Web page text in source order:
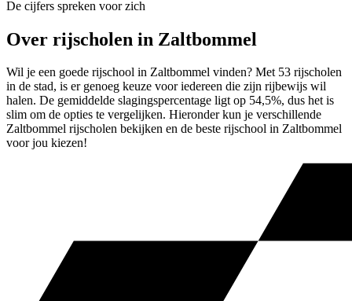
De cijfers spreken voor zich
Over rijscholen in Zaltbommel
Wil je een goede rijschool in Zaltbommel vinden? Met 53 rijscholen
in de stad, is er genoeg keuze voor iedereen die zijn rijbewijs wil
halen. De gemiddelde slagingspercentage ligt op 54,5%, dus het is
slim om de opties te vergelijken. Hieronder kun je verschillende
Zaltbommel rijscholen bekijken en de beste rijschool in Zaltbommel
voor jou kiezen!